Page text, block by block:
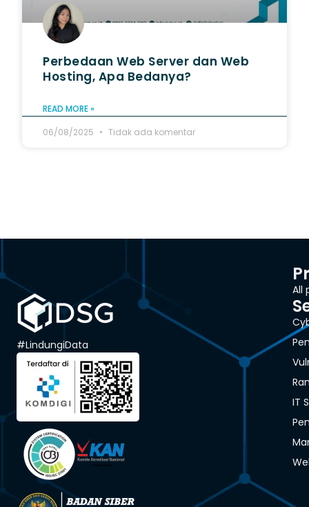
Perbedaan Web Server dan Web
Hosting​, Apa Bedanya?
READ MORE »
06/08/2025
Tidak ada komentar
#LindungiData
All
IT